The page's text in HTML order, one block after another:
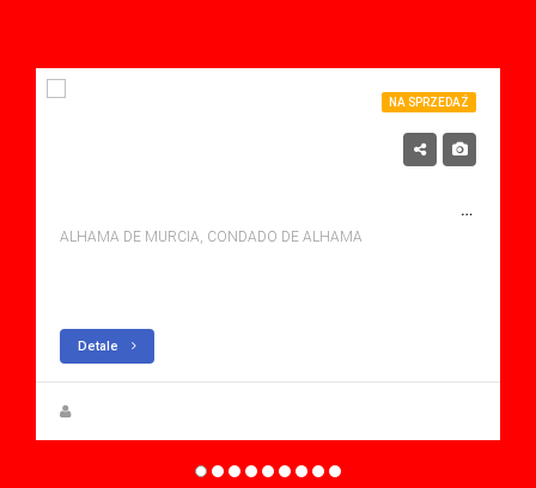
NA SPRZEDAŻ
NA SPRZEDAŻ APARTMENT W CONDADO DE ALHAMA, ALHAMA DE MURCIA Z BASENEM
ALHAMA DE MURCIA, CONDADO DE ALHAMA
Detale